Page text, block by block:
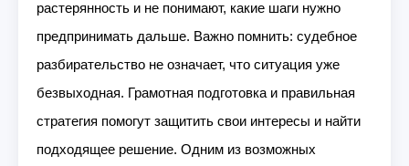
растерянность и не понимают, какие шаги нужно
предпринимать дальше. Важно помнить: судебное
разбирательство не означает, что ситуация уже
безвыходная. Грамотная подготовка и правильная
стратегия помогут защитить свои интересы и найти
подходящее решение. Одним из возможных